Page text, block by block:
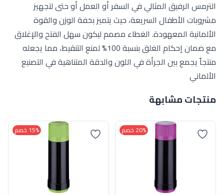
الترمس الرفيق المثالي في السفر أو العمل أو حتى لتجهيز
مشروبات الأطفال السريعة، حيث يتميز بخفة الوزن والقوة
الألمانية المعهودة. الغطاء مصمم ليكون سهل الفتح والإغلاق
مع ضمان إحكام الغلق بنسبة 100% لمنع التنقيط، مما يجعله
منتجاً يجمع بين الجرأة في اللون والدقة المتناهية في التصنيع
الألماني
منتجات مشابهة
20% خصم 15% خصم